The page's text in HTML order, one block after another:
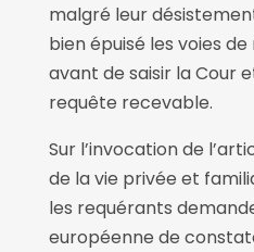
malgré leur
bien épuisé les voies
avant de saisir la Cour
requête recevable.
Sur l’invocation de
de la vie privée et
les requérants
européenne de